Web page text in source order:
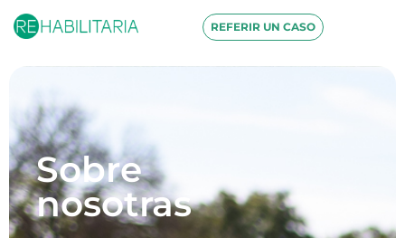
REFERIR UN CASO
Sobre
nosotras